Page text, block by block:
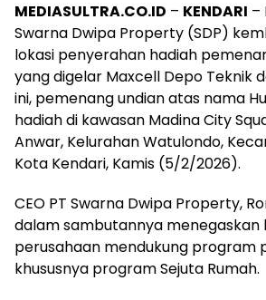
MEDIASULTRA.CO.ID – KENDARI –
Swarna Dwipa Property (SDP)
lokasi penyerahan hadiah
yang digelar Maxcell Depo Teknik
ini, pemenang undian atas nama
hadiah di kawasan Madina City
Anwar, Kelurahan Watulondo,
Kota Kendari, Kamis (5/2/2026).
CEO PT Swarna Dwipa Property,
dalam sambutannya
perusahaan mendukung program
khususnya program Sejuta Rumah.